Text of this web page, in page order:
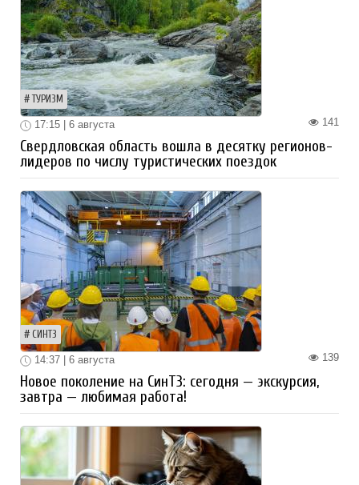
ТУРИЗМ
141
17:15 | 6 августа
Свердловская область вошла в десятку регионов-
лидеров по числу туристических поездок
СИНТЗ
139
14:37 | 6 августа
Новое поколение на СинТЗ: сегодня — экскурсия,
завтра — любимая работа!